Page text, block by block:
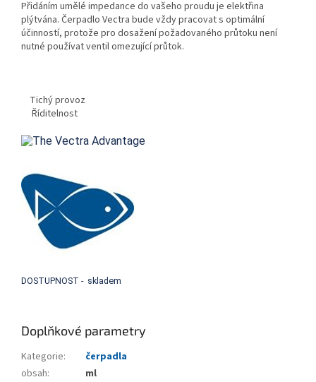
Přidáním umělé impedance do vašeho proudu je elektřina
plýtvána. Čerpadlo Vectra bude vždy pracovat s optimální
účinností, protože pro dosažení požadovaného průtoku není
nutné používat ventil omezující průtok.
Tichý provoz
Říditelnost
DOSTUPNOST - skladem
Doplňkové parametry
Kategorie:
čerpadla
obsah:
ml